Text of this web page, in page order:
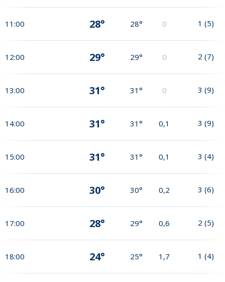
11:00 28° 28° 0 1 (5)
12:00 29° 29° 0 2 (7)
13:00 31° 31° 0 3 (9)
14:00 31° 31° 0,1 3 (9)
15:00 31° 31° 0,1 3 (4)
16:00 30° 30° 0,2 3 (6)
17:00 28° 29° 0,6 2 (5)
18:00 24° 25° 1,7 1 (4)